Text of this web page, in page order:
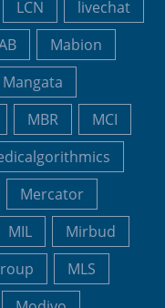
LCN
livechat
Mabion
Mangata
MBR
MCI
Mercator
MIL
Mirbud
MLS